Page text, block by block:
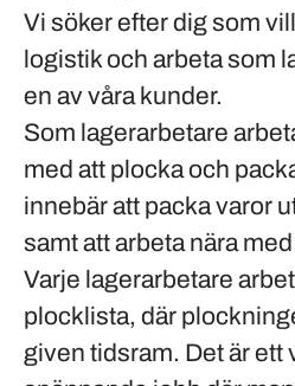
Vi söker efter dig som
logistik och arbeta som
en av våra kunder.
Som lagerarbetare
med att plocka och
innebär att packa varor
samt att arbeta nära
Varje lagerarbetare
plocklista, där
given tidsram. Det är ett